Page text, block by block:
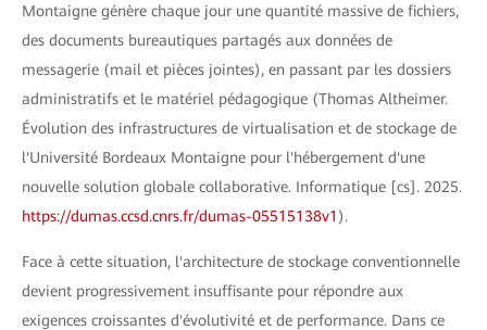
Montaigne génère chaque jour une quantité massive de fichiers,
des documents bureautiques partagés aux données de
messagerie (mail et pièces jointes), en passant par les dossiers
administratifs et le matériel pédagogique (Thomas Altheimer.
Évolution des infrastructures de virtualisation et de stockage de
l'Université Bordeaux Montaigne pour l'hébergement d'une
nouvelle solution globale collaborative. Informatique [cs]. 2025.
https://dumas.ccsd.cnrs.fr/dumas-05515138v1 ).
Face à cette situation, l'architecture de stockage conventionnelle
devient progressivement insuffisante pour répondre aux
exigences croissantes d'évolutivité et de performance. Dans ce